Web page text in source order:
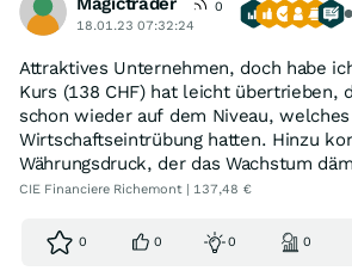
0
18.01.23 07:32:24
Attraktives Unternehmen, doch habe
Kurs (138 CHF) hat leicht übertrieben,
schon wieder auf dem Niveau,
Wirtschaftseintrübung hatten. Hinzu
Währungsdruck, der das Wachstum
CIE Financiere Richemont | 137,48 €
0 0 0 0